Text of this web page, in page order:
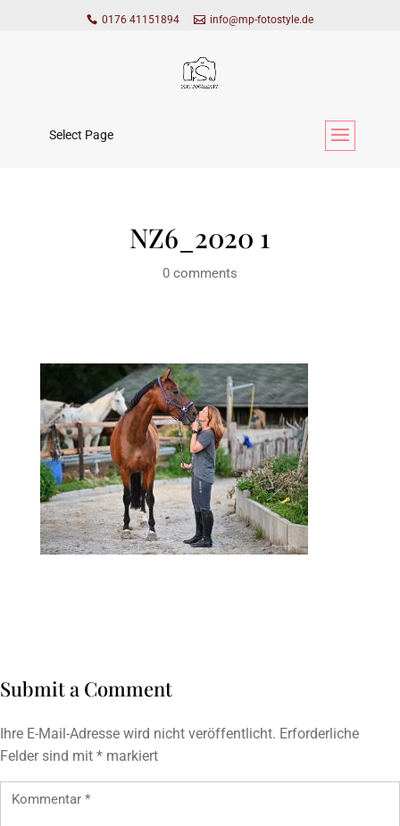
0176 41151894 info@mp-fotostyle.de
Select Page
NZ6_2020 1
0 comments
Submit a Comment
Ihre E-Mail-Adresse wird nicht veröffentlicht. Erforderliche
Felder sind mit * markiert